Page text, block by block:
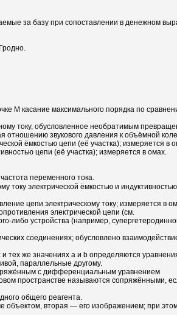
за базу при сопоставлении в денежном
М касание максимального порядка по
току, обусловленное необратимым
отношению звукового давления к объёмной
ёмкостью цепи (её участка); измеряется в
цепи (её участка); измеряется в омах.
переменного тока.
электрической ёмкостью и
цепи электрическому току; измеряется в
электрической цепи (см.
либо устройства (например,
соединениях; обусловлено
тех же значениях а и b определяются
параллельные другому.
с дифференциальным уравнением
пространстве называются сопряжёнными,
общего реагента.
объектом, вторая — его изображением; при